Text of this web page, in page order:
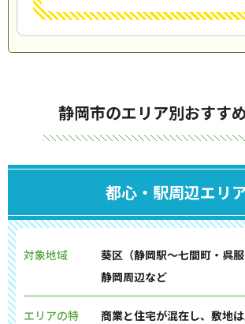
静岡市のエリア別おすす
都心・駅周辺エリ
対象地域
葵区（静岡駅〜七間町・呉
静岡周辺など
エリアの特
商業と住宅が混在し、敷地